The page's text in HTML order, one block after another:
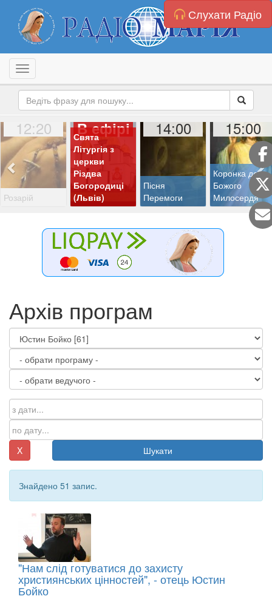
Слухати Радіо
Toggle navigation
12:20
Розарій
В ефірі
Свята
Літургія з
церкви
Різдва
Богородиці
(Львів)
14:00
Пісня
Перемоги
15:00
Коронка до
Божого
Милосердя
Архів програм
X Шукати
Знайдено 51 запис.
"Нам слід готуватися до захисту
християнських цінностей", - отець Юстин
Бойко